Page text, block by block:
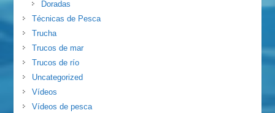
Doradas
Técnicas de Pesca
Trucha
Trucos de mar
Trucos de río
Uncategorized
Vídeos
Vídeos de pesca